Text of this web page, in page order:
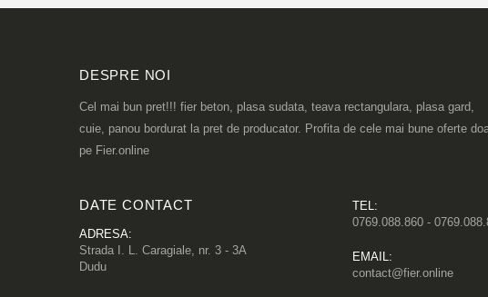
DESPRE NOI
Cel mai bun pret!!! fier beton, plasa sudata, teava rectangulara, plasa gard,
cuie, panou bordurat la pret de producator. Profita de cele mai bune oferte
pe Fier.online
DATE CONTACT
ADRESA:
Strada I. L. Caragiale, nr. 3 - 3A
Dudu
TEL:
0769.088.860 -
EMAIL:
contact@fier.online